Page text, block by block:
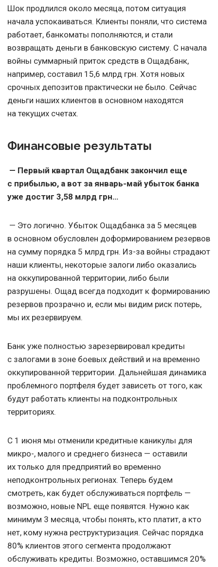
Шок продлился около месяца, потом ситуация
начала успокаиваться. Клиенты поняли, что система
работает, банкоматы пополняются, и стали
возвращать деньги в банковскую систему. С начала
войны суммарный приток средств в Ощадбанк,
например, составил 15,6 млрд грн. Хотя новых
срочных депозитов практически не было. Сейчас
деньги наших клиентов в основном находятся
на текущих счетах.
Финансовые результаты
— Первый квартал Ощадбанк закончил еще
с прибылью, а вот за январь-май убыток банка
уже достиг 3,58 млрд грн…
— Это логично. Убыток Ощадбанка за 5 месяцев
в основном обусловлен доформированием резервов
на сумму порядка 5 млрд грн. Из-за войны страдают
наши клиенты, некоторые залоги либо оказались
на оккупированной территории, либо были
разрушены. Ощад всегда подходит к формированию
резервов прозрачно и, если мы видим риск потерь,
мы их резервируем.
Банк уже полностью зарезервировал кредиты
с залогами в зоне боевых действий и на временно
оккупированной территории. Дальнейшая динамика
проблемного портфеля будет зависеть от того, как
будут работать клиенты на подконтрольных
территориях.
С 1 июня мы отменили кредитные каникулы для
микро-, малого и среднего бизнеса — оставили
их только для предприятий во временно
неподконтрольных регионах. Теперь будем
смотреть, как будет обслуживаться портфель —
возможно, новые NPL еще появятся. Нужно как
минимум 3 месяца, чтобы понять, кто платит, а кто
нет, кому нужна реструктуризация. Сейчас порядка
80% клиентов этого сегмента продолжают
обслуживать кредиты. Возможно, оставшимся 20%